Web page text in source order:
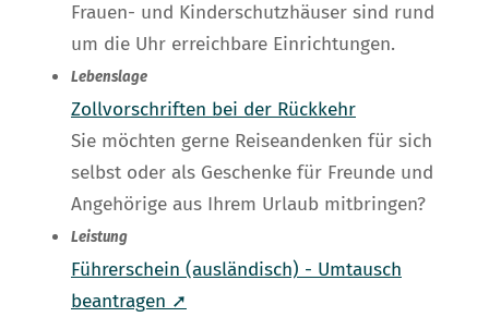
Frauen- und Kinderschutzhäuser sind rund
um die Uhr erreichbare Einrichtungen.
Lebenslage
Zollvorschriften bei der Rückkehr
Sie möchten gerne Reiseandenken für sich
selbst oder als Geschenke für Freunde und
Angehörige aus Ihrem Urlaub mitbringen?
Leistung
Führerschein (ausländisch) - Umtausch
beantragen ➚